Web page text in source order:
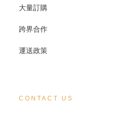
大量訂購
跨界合作
運送政策
CONTACT US